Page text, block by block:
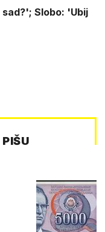
Slobo: 'Ubij